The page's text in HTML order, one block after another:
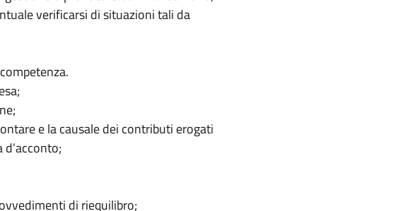
verificarsi di situazioni tali da
e la causale dei contributi erogati
di riequilibro;